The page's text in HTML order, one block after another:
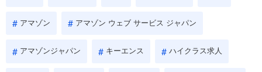
アマゾン アマゾン ウェブ サービス ジャパン
アマゾンジャパン キーエンス ハイクラス求人